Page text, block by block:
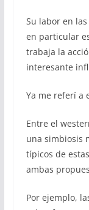
Su labor en
en particular
trabaja la
interesante
Ya me referí a
Entre el
una simbiosis
típicos de
ambas
Por ejemplo,